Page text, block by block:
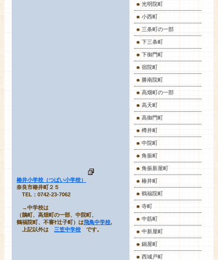
椿井小学校（つばい小学校）
奈良市椿井町２５
TEL：0742-23-7062
→中学校は
（鵲町、高畑町の一部、中院町、
鶴福院町、不審ｹ辻子町）は飛鳥中学校,
上記以外は 三笠中学校です。
光明院町
小西町
三条町の一部
下三条町
下御門町
宿院町
勝南院町
高畑町の一部
高天町
高御門町
樽井町
中院町
角振町
角振新屋町
椿井町
鶴福院町
寺町
中筋町
中新屋町
鍋屋町
西城戸町